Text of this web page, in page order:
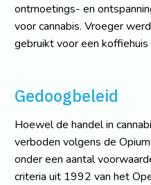
ontmoetings- en
voor cannabis. Vroeger
gebruikt voor een koffiehuis
Gedoogbeleid
Hoewel de handel in
verboden volgens de
onder een aantal
criteria uit 1992 van het